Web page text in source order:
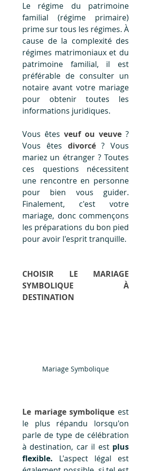
Le régime du patrimoine
familial (régime primaire)
prime sur tous les régimes. À
cause de la complexité des
régimes matrimoniaux et du
patrimoine familial, il est
préférable de consulter un
notaire avant votre mariage
pour obtenir toutes les
informations juridiques.
Vous êtes veuf ou veuve ?
Vous êtes divorcé ? Vous
mariez un étranger ? Toutes
ces questions nécessitent
une rencontre en personne
pour bien vous guider.
Finalement, c'est votre
mariage, donc commençons
les préparations du bon pied
CHOISIR LE MARIAGE
SYMBOLIQUE À
DESTINATION
Mariage Symbolique
Le mariage symbolique est
le plus répandu lorsqu'on
parle de type de célébration
à destination, car il est plus
flexible. L'aspect légal est